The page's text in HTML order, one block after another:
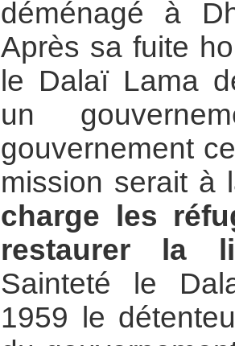
déménagé à
Après sa fuite
le Dalaï Lama
un
gouvernement
mission serait
charge les
restaurer la
Sainteté le
1959 le